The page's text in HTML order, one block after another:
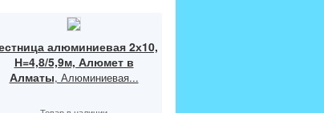
алюминиевая 2х10,
Н=4,8/5,9м, Алюмет в
Алматы, Алюминиевая...